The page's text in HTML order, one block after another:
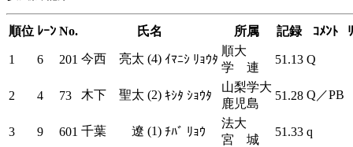
順位 ﾚｰﾝ No. 氏名 所属 記録 ｺﾒﾝﾄ
1 6 201 今西 亮太 (4) ｲﾏﾆｼ ﾘｮｳﾀ
順大
学 連
51.13 Q
2 4 73 木下 聖太 (2) ｷｼﾀ ｼｮｳﾀ
山梨学大
鹿児島
51.28 Q／PB
3 9 601 千葉 遼 (1) ﾁﾊﾞ ﾘｮｳ
法大
宮 城
51.33 q